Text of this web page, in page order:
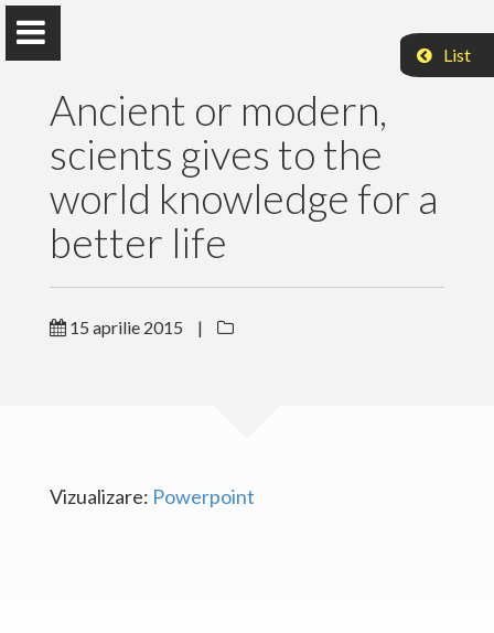
Acasa
List
Ancient or modern,
scients gives to the
world knowledge for a
better life
15 aprilie 2015 |
Vizualizare: Powerpoint